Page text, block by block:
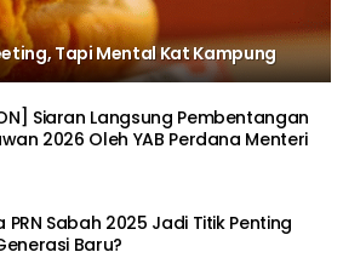
Tapi Mental Kat Kampung
Siaran Langsung Pembentangan
2026 Oleh YAB Perdana Menteri
PRN Sabah 2025 Jadi Titik Penting
Baru?